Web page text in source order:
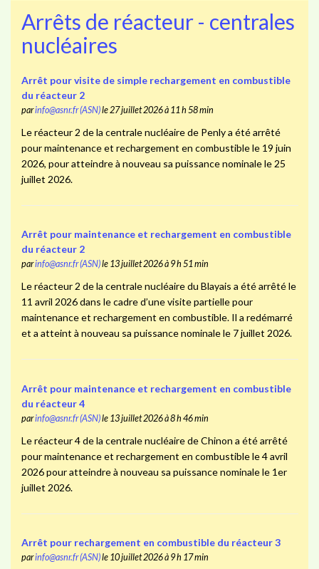
Arrêts de réacteur - centrales
nucléaires
Arrêt pour visite de simple rechargement en combustible
du réacteur 2
parinfo@asnr.fr (ASN)le 27 juillet 2026 à 11 h 58 min
Le réacteur 2 de la centrale nucléaire de Penly a été arrêté
pour maintenance et rechargement en combustible le 19 juin
2026, pour atteindre à nouveau sa puissance nominale le 25
juillet 2026.
Arrêt pour maintenance et rechargement en combustible
du réacteur 2
parinfo@asnr.fr (ASN)le 13 juillet 2026 à 9 h 51 min
Le réacteur 2 de la centrale nucléaire du Blayais a été arrêté le
11 avril 2026 dans le cadre d’une visite partielle pour
maintenance et rechargement en combustible. Il a redémarré
et a atteint à nouveau sa puissance nominale le 7 juillet 2026.
Arrêt pour maintenance et rechargement en combustible
du réacteur 4
parinfo@asnr.fr (ASN)le 13 juillet 2026 à 8 h 46 min
Le réacteur 4 de la centrale nucléaire de Chinon a été arrêté
pour maintenance et rechargement en combustible le 4 avril
2026 pour atteindre à nouveau sa puissance nominale le 1er
juillet 2026.
Arrêt pour rechargement en combustible du réacteur 3
parinfo@asnr.fr (ASN)le 10 juillet 2026 à 9 h 17 min